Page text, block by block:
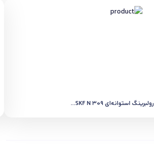
رولبرینگ استوانه‌ای SKF N 309...